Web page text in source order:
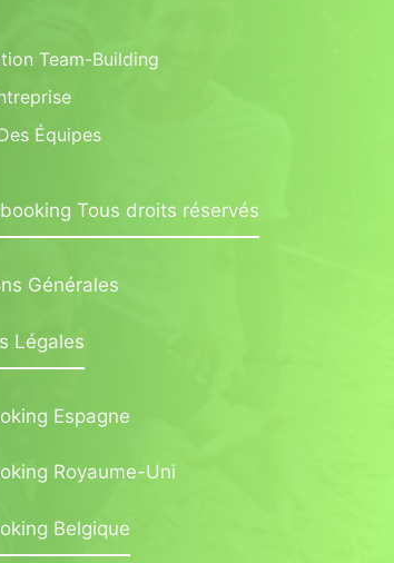
Team-Building
Équipes
Tous droits réservés
Générales
Légales
Espagne
Royaume-Uni
Belgique